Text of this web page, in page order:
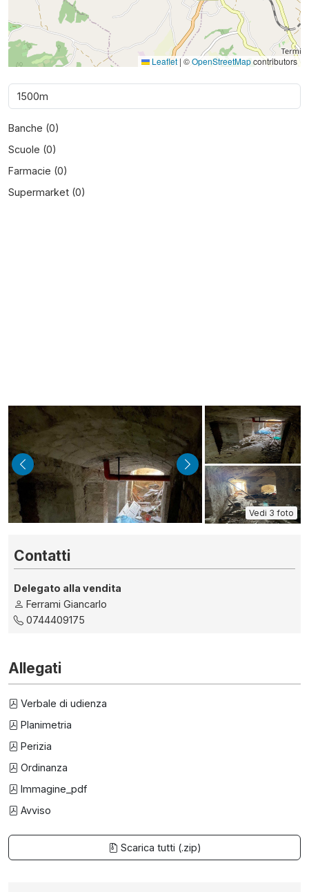
Leaflet | ©OpenStreetMapcontributors
Banche (0)
Scuole (0)
Farmacie (0)
Supermarket (0)
indietro avanti
Vedi 3 foto
Contatti
Delegato alla vendita
Ferrami Giancarlo
0744409175
Allegati
Verbale di udienza
Planimetria
Perizia
Ordinanza
Immagine_pdf
Avviso
Scarica tutti (.zip)